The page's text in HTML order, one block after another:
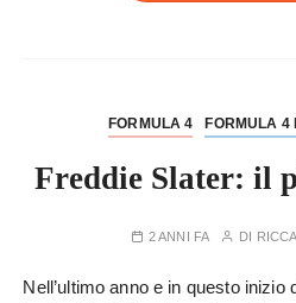
FORMULA 4 FORMULA 4
Freddie Slater: il
2 ANNI FA DI
Nell’ultimo anno e in questo inizio